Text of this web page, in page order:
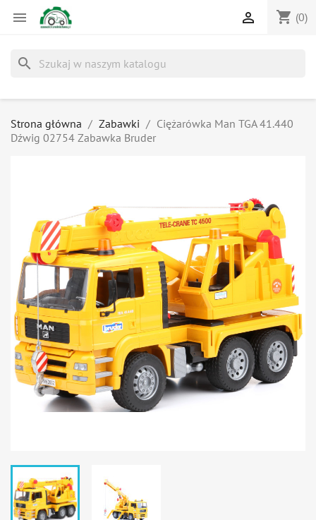
 shopping_cart (0)

search
Strona główna Zabawki
Ciężarówka Man TGA 41.440
Dźwig 02754 Zabawka Bruder